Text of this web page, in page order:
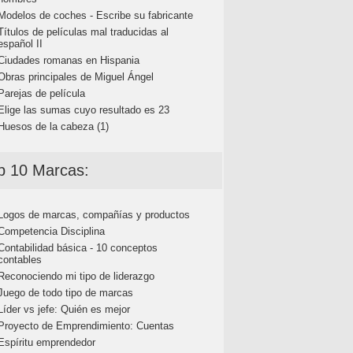
de coches - Escribe su fabricante
de películas mal traducidas al
II
romanas en Hispania
principales de Miguel Ángel
de película
las sumas cuyo resultado es 23
de la cabeza (1)
10 Marcas:
de marcas, compañías y productos
Disciplina
básica - 10 conceptos
mi tipo de liderazgo
de todo tipo de marcas
vs jefe: Quién es mejor
de Emprendimiento: Cuentas
emprendedor